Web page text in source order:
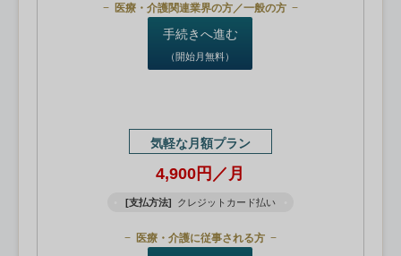
医療・介護関連業界の方／一般の方
手続きへ進む
（開始月無料）
気軽な月額プラン
4,900円／月
[支払方法] クレジットカード払い
医療・介護に従事される方